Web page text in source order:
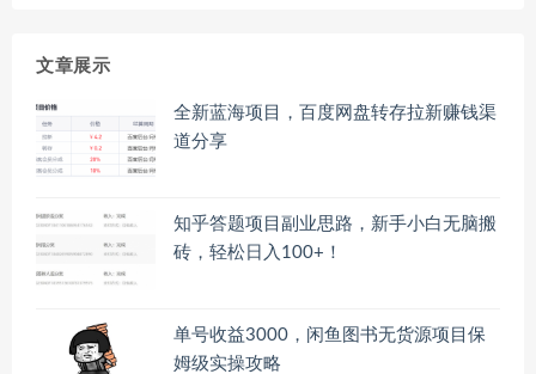
文章展示
全新蓝海项目，百度网盘转存拉新赚钱渠
道分享
知乎答题项目副业思路，新手小白无脑搬
砖，轻松日入100+！
单号收益3000，闲鱼图书无货源项目保
姆级实操攻略